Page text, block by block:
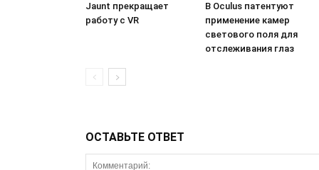
Jaunt прекращает
работу с VR
В Oculus патентуют
применение камер
светового поля для
отслеживания глаз
ОСТАВЬТЕ ОТВЕТ